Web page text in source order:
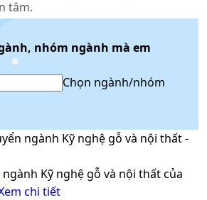
tâm.
nhóm ngành mà em
Chọn ngành/nhóm
ngành Kỹ nghệ gỗ và nội thất-
ngành Kỹ nghệ gỗ và nội thấtcủa
chi tiết